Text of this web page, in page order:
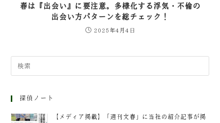
春は『出会い』に要注意。多様化する浮気・不倫の
出会い方パターンを総チェック！
2025年4月4日
探偵ノート
【メディア掲載】「週刊文春」に当社の紹介記事が掲